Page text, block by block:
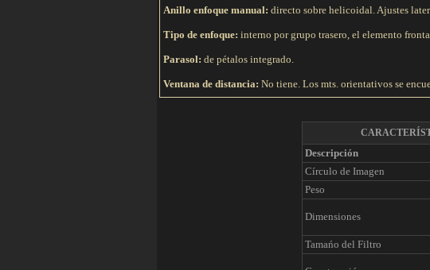
Anillo enfoque manual: directo sobre helicoidal. Ajustes
Tipo de enfoque: interno por grupo trasero, el elemento
Parasol: de pétalos integrado.
Ventana de distancia: No tiene. Los mts. orientativos se
Descripción
Círculo de Imagen
Peso
Dimensiones
Tamańo del Filtro